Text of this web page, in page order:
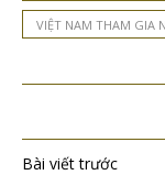
VIỆT NAM THAM GIA
Bài viết trước